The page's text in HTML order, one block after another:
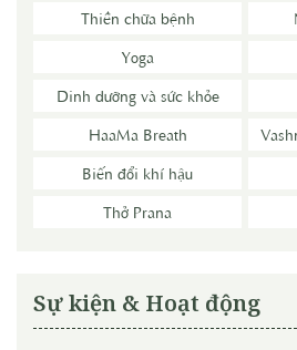
Thiền chữa bệnh
Yoga
Dinh dưỡng và sức khỏe
HaaMa Breath
Biến đổi khí hậu
Thở Prana
Sự kiện & Hoạt động